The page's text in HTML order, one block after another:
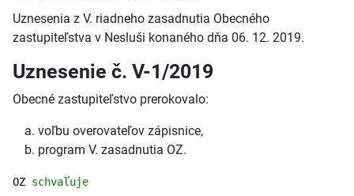
Uznesenia z V. riadneho zasadnutia Obecného
zastupiteľstva v Nesluši konaného dňa 06. 12. 2019.
Uznesenie č. V-1/2019
Obecné zastupiteľstvo prerokovalo:
voľbu overovateľov zápisnice,
program V. zasadnutia OZ.
OZ schvaľuje